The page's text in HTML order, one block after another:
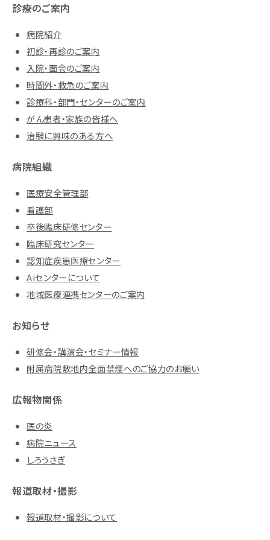
診療のご案内
病院紹介
初診・再診のご案内
入院・面会のご案内
時間外・救急のご案内
診療科・部門・センターのご案内
がん患者・家族の皆様へ
治験に興味のある方へ
病院組織
医療安全管理部
看護部
卒後臨床研修センター
臨床研究センター
認知症疾患医療センター
Aiセンターについて
地域医療連携センターのご案内
お知らせ
研修会・講演会・セミナー情報
附属病院敷地内全面禁煙へのご協力のお願い
広報物関係
医の炎
病院ニュース
しろうさぎ
報道取材・撮影
報道取材・撮影について